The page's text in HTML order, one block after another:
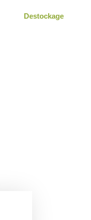
Destockage